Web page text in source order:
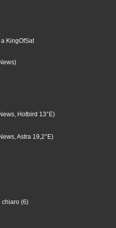
KingOfSat
Hotbird 13°E)
Astra 19,2°E)
chiaro (6)